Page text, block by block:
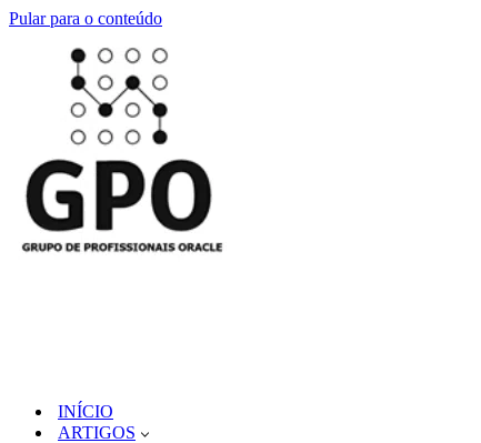
Pular para o conteúdo
INÍCIO
ARTIGOS